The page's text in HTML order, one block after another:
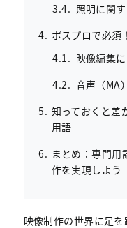
照明に関
ポスプロで必須
映像編集
音声（MA
知っておくと差
用語
まとめ：専門用
作を実現しよう
映像制作の世界に足